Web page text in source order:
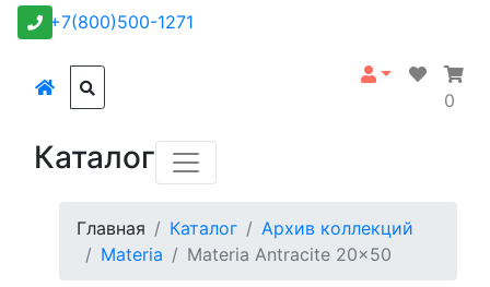
+7(800)500-1271
0
Каталог
Главная Каталог
Архив коллекций
Materia
Materia Antracite 20x50